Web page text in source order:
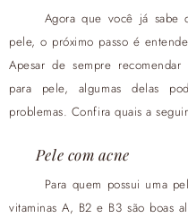
Agora que você já sabe
pele, o próximo passo é
Apesar de sempre
para pele, algumas delas
problemas. Confira quais a
Pele com acne
Para quem possui uma
vitaminas A, B2 e B3 são boas